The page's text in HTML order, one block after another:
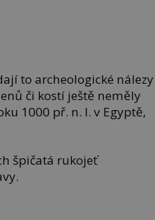
to archeologické nálezy
či kostí ještě neměly
1000 př. n. l. v Egyptě,
špičatá rukojeť